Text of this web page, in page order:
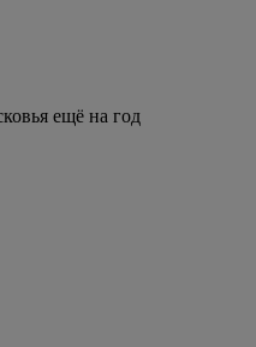
ещё на год